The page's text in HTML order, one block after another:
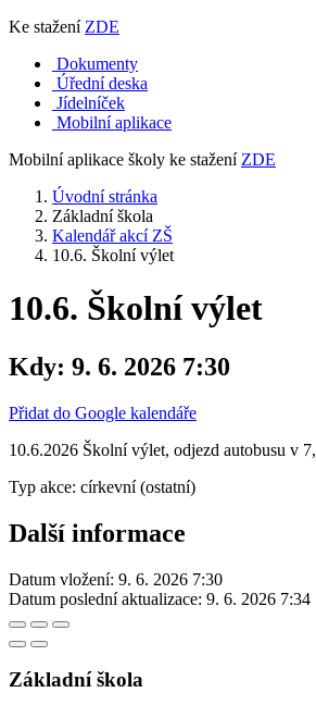
Ke stažení ZDE
Dokumenty
Úřední deska
Jídelníček
Mobilní aplikace
Mobilní aplikace školy ke stažení ZDE
Úvodní stránka
Základní škola
Kalendář akcí ZŠ
10.6. Školní výlet
10.6. Školní výlet
Kdy: 9. 6. 2026 7:30
Přidat do Google kalendáře
10.6.2026 Školní výlet, odjezd autobusu v
Typ akce: církevní (ostatní)
Další informace
Datum vložení: 9. 6. 2026 7:30
Datum poslední aktualizace: 9. 6. 2026 7:34
Základní škola